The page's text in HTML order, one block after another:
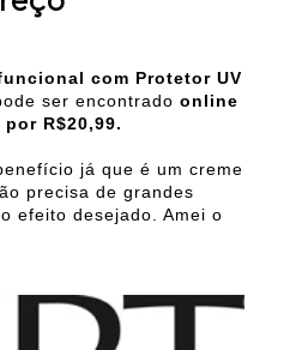
com Protetor UV
ser encontrado online
por R$20,99.
já que é um creme
precisa de grandes
efeito desejado. Amei o